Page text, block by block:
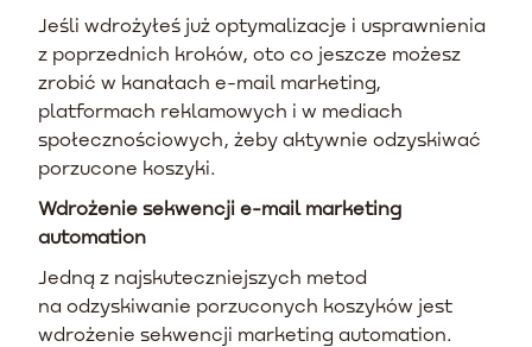
Jeśli wdrożyłeś już optymalizacje i usprawnienia
z poprzednich kroków, oto co jeszcze możesz
zrobić w kanałach e-mail marketing,
platformach reklamowych i w mediach
społecznościowych, żeby aktywnie odzyskiwać
porzucone koszyki.
Wdrożenie sekwencji e-mail marketing
automation
Jedną z najskuteczniejszych metod
na odzyskiwanie porzuconych koszyków jest
wdrożenie sekwencji marketing automation.